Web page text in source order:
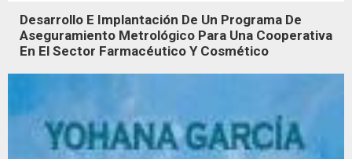
Desarrollo E Implantación De Un Programa De
Aseguramiento Metrológico Para Una Cooperativa
En El Sector Farmacéutico Y Cosmético